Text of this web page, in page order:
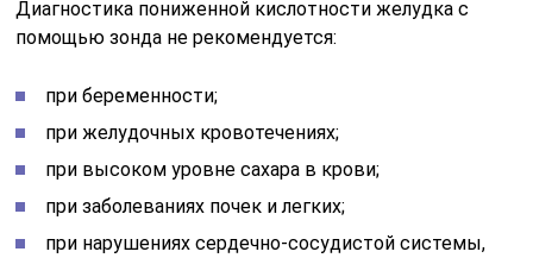
Диагностика пониженной кислотности желудка с
помощью зонда не рекомендуется:
при беременности;
при желудочных кровотечениях;
при высоком уровне сахара в крови;
при заболеваниях почек и легких;
при нарушениях сердечно-сосудистой системы,